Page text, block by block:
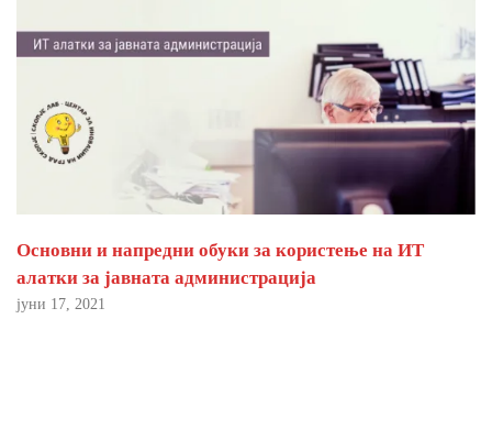
Основни и напредни обуки за користење на ИТ
алатки за јавната администрација
јуни 17, 2021